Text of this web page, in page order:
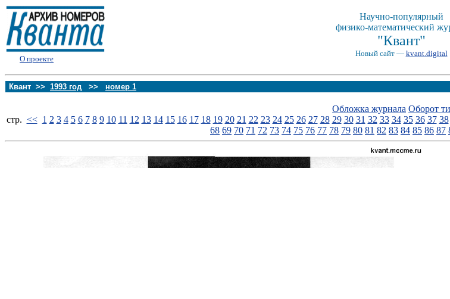
О проекте
Научно-популярный
физико-математический
"Квант"
Новый сайт — kvant.digital
Квант >> 1993 год >> номер 1
Обложка журнала Оборот
стp. << 1 2 3 4 5 6 7 8 9 10 11 12 13 14 15 16 17 18 19 20 21 22 23 24 25 26 27 28 29 30 31 32 33 34 35 36 37 38
68 69 70 71 72 73 74 75 76 77 78 79 80 81 82 83 84 85 86 87